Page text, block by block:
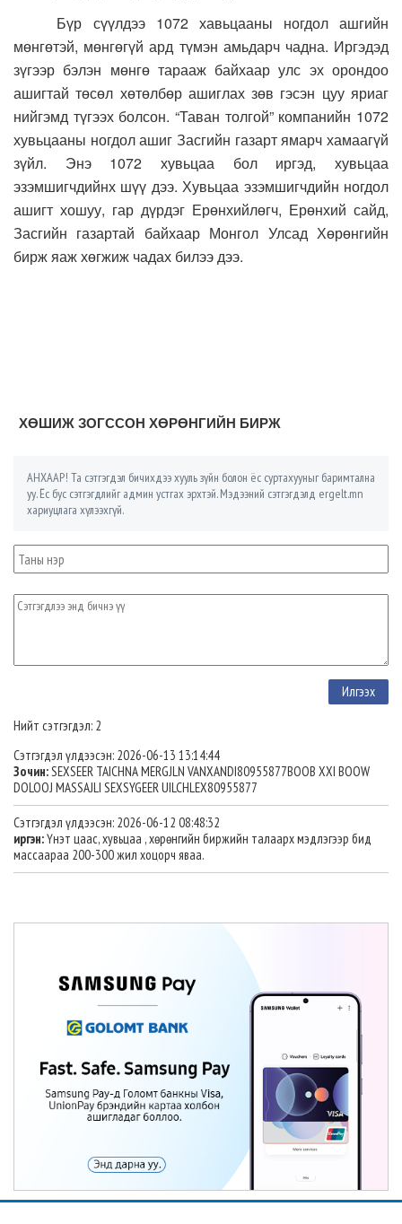
Бүр сүүлдээ 1072 хавьцааны ногдол ашгийн
мөнгөтэй, мөнгөгүй ард түмэн амьдарч чадна. Иргэдэд
зүгээр бэлэн мөнгө тарааж байхаар улс эх орондоо
ашигтай төсөл хөтөлбөр ашиглах зөв гэсэн цуу яриаг
нийгэмд түгээх болсон. “Таван толгой” компанийн 1072
хувьцааны ногдол ашиг Засгийн газарт ямарч хамаагүй
зүйл. Энэ 1072 хувьцаа бол иргэд, хувьцаа
эзэмшигчдийнх шүү дээ. Хувьцаа эзэмшигчдийн ногдол
ашигт хошуу, гар дүрдэг Ерөнхийлөгч, Ерөнхий сайд,
Засгийн газартай байхаар Монгол Улсад Хөрөнгийн
бирж яаж хөгжиж чадах билээ дээ.
ХӨШИЖ ЗОГССОН ХӨРӨНГИЙН БИРЖ
АНХААР! Та сэтгэгдэл бичихдээ хууль зүйн болон ёс суртахууныг баримтална
уу. Ёс бус сэтгэгдлийг админ устгах эрхтэй. Мэдээний сэтгэгдэлд ergelt.mn
хариуцлага хүлээхгүй.
Нийт сэтгэгдэл: 2
Сэтгэгдэл үлдээсэн: 2026-06-13 13:14:44
Зочин:SEXSEER TAICHNA MERGJLN VANXANDI80955877BOOB XXI BOOW
DOLOOJ MASSAJLI SEXSYGEER UILCHLEX80955877
Сэтгэгдэл үлдээсэн: 2026-06-12 08:48:32
иргэн:Үнэт цаас, хувьцаа , хөрөнгийн биржийн талаарх мэдлэгээр бид
массаараа 200-300 жил хоцорч яваа.